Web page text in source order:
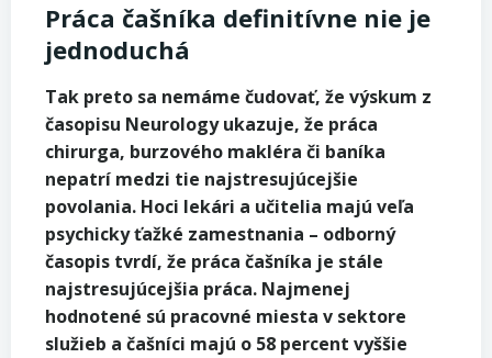
Práca čašníka definitívne nie je
jednoduchá
Tak preto sa nemáme čudovať, že výskum z
časopisu Neurology ukazuje, že práca
chirurga, burzového makléra či baníka
nepatrí medzi tie najstresujúcejšie
povolania. Hoci lekári a učitelia majú veľa
psychicky ťažké zamestnania – odborný
časopis tvrdí, že práca čašníka je stále
najstresujúcejšia práca. Najmenej
hodnotené sú pracovné miesta v sektore
služieb a čašníci majú o 58 percent vyššie